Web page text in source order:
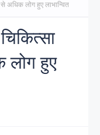
अधिक लोग हुए लाभान्वित
लोग हुए